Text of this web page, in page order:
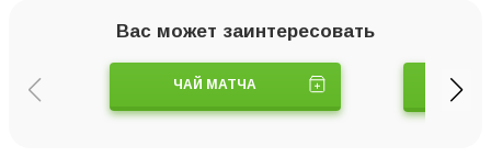
Вас может заинтересовать
ЧАЙ МАТЧА